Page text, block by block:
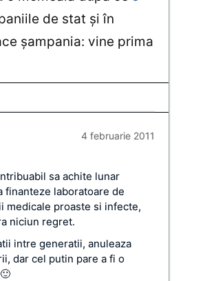
de stat şi în
şampania: vine prima
4 februarie 2011
sa achite lunar
finanteze laboratoare de
medicale proaste si infecte,
niciun regret.
intre generatii, anuleaza
dar cel putin pare a fi o